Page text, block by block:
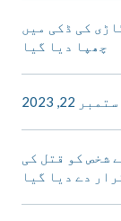
کی ڈکی میں
چھپا دیا گیا
2023
شخص کو قتل کی
دے دیا گیا